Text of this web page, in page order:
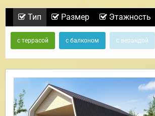
Тип Размер Этажность
с террасой с балконом с верандой